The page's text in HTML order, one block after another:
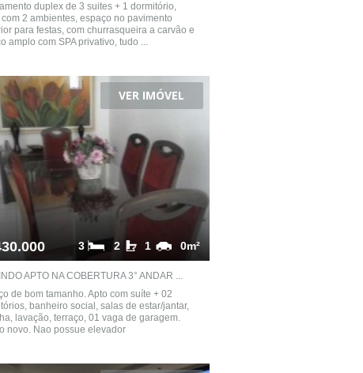
duplex de 3 suites + 1 dormitório,
com 2 ambientes, espaço no pavimento
para festas, com churrasqueira a carvão e
amplo com SPA privativo, tudo ...
VER IMÓVEL
0m²
1
2
3
APTO NA COBERTURA 3° ANDAR ...
de bom tamanho. Apto com suíte + 02
banheiro social, salas de estar/jantar,
lavação, terraço, 01 vaga de garagem.
novo. Nao possue elevador